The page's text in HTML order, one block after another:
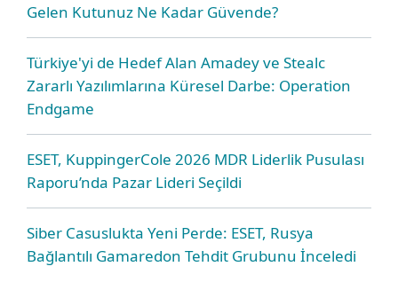
Gelen Kutunuz Ne Kadar Güvende?
Türkiye'yi de Hedef Alan Amadey ve Stealc
Zararlı Yazılımlarına Küresel Darbe: Operation
Endgame
ESET, KuppingerCole 2026 MDR Liderlik Pusulası
Raporu’nda Pazar Lideri Seçildi
Siber Casuslukta Yeni Perde: ESET, Rusya
Bağlantılı Gamaredon Tehdit Grubunu İnceledi